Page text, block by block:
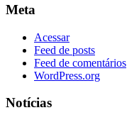
Meta
Acessar
Feed de posts
Feed de comentários
WordPress.org
Notícias